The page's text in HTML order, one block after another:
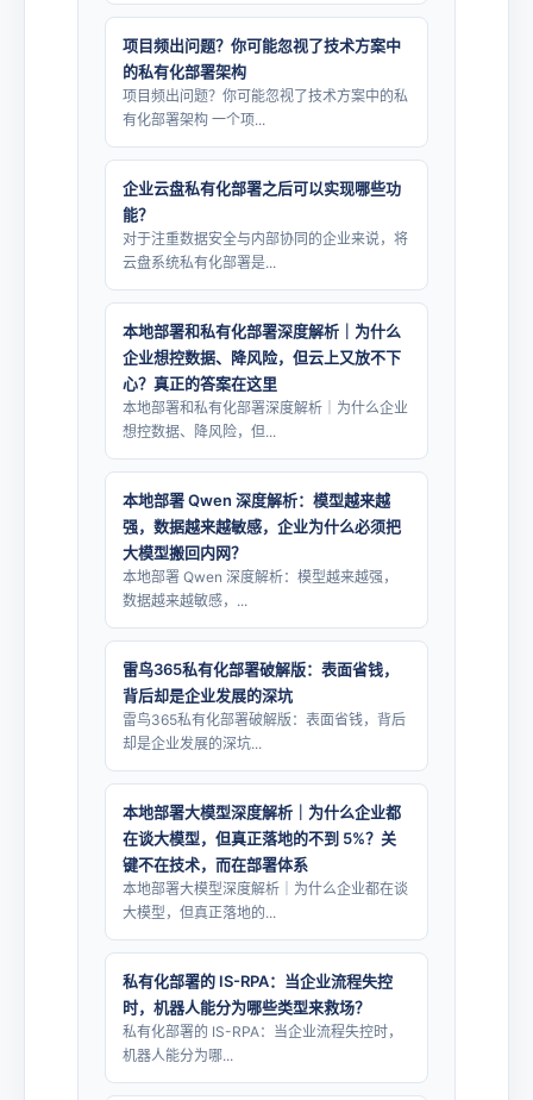
项目频出问题？你可能忽视了技术方案中
的私有化部署架构
项目频出问题？你可能忽视了技术方案中的私
有化部署架构 一个项...
企业云盘私有化部署之后可以实现哪些功
能？
对于注重数据安全与内部协同的企业来说，将
云盘系统私有化部署是...
本地部署和私有化部署深度解析｜为什么
企业想控数据、降风险，但云上又放不下
心？真正的答案在这里
本地部署和私有化部署深度解析｜为什么企业
想控数据、降风险，但...
本地部署 Qwen 深度解析：模型越来越
强，数据越来越敏感，企业为什么必须把
大模型搬回内网？
本地部署 Qwen 深度解析：模型越来越强，
数据越来越敏感，...
雷鸟365私有化部署破解版：表面省钱，
背后却是企业发展的深坑
雷鸟365私有化部署破解版：表面省钱，背后
却是企业发展的深坑...
本地部署大模型深度解析｜为什么企业都
在谈大模型，但真正落地的不到 5%？关
键不在技术，而在部署体系
本地部署大模型深度解析｜为什么企业都在谈
大模型，但真正落地的...
私有化部署的 IS-RPA：当企业流程失控
时，机器人能分为哪些类型来救场？
私有化部署的 IS-RPA：当企业流程失控时，
机器人能分为哪...